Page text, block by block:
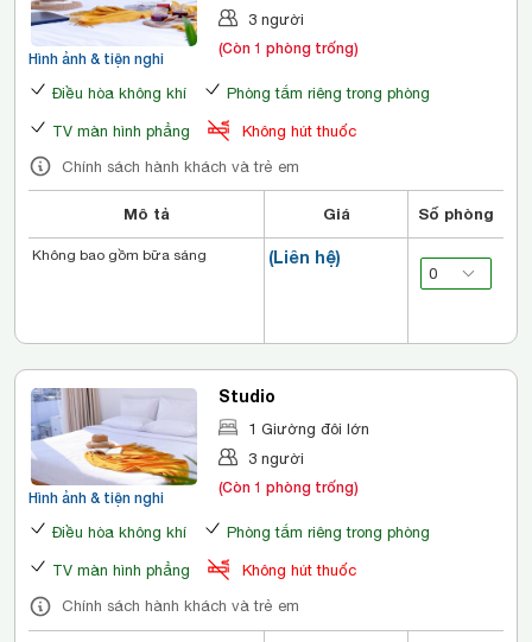
Hình ảnh & tiện nghi
3 người
(Còn 1 phòng trống)
Điều hòa không khí Phòng tắm riêng trong phòng
TV màn hình phẳng
Không hút thuốc
Chính sách hành khách và trẻ em
Mô tả Giá Số phòng
(Liên hệ)
Không bao gồm bữa sáng
Hình ảnh & tiện nghi
Studio
1 Giường đôi lớn
3 người
(Còn 1 phòng trống)
Điều hòa không khí Phòng tắm riêng trong phòng
TV màn hình phẳng
Không hút thuốc
Chính sách hành khách và trẻ em